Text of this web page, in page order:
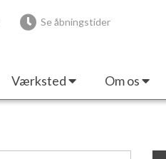
Se åbningstider
Værksted Om os